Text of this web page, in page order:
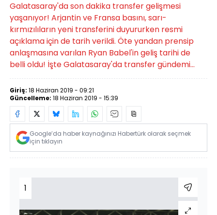
Galatasaray'da son dakika transfer gelişmesi
yaşanıyor! Arjantin ve Fransa basını, sarı-
kırmızılıların yeni transferini duyururken resmi
açıklama için de tarih verildi. Öte yandan prensip
anlaşmasına varılan Ryan Babel'in geliş tarihi de
belli oldu! İşte Galatasaray'da transfer gündemi...
Giriş: 18 Haziran 2019 - 09:21
Güncelleme: 18 Haziran 2019 - 15:39
Google’da haber kaynağınızı Habertürk olarak seçmek
için tıklayın
1